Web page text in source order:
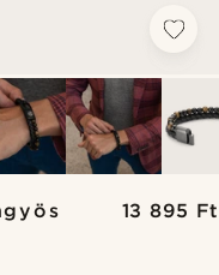
13 895 Ft